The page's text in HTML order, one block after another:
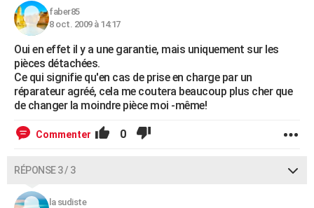
faber85
8 oct. 2009 à 14:17
Oui en effet il y a une garantie, mais uniquement sur les
pièces détachées.
Ce qui signifie qu'en cas de prise en charge par un
réparateur agréé, cela me coutera beaucoup plus cher que
de changer la moindre pièce moi -même!
Commenter 0
RÉPONSE 3 / 3
la sudiste